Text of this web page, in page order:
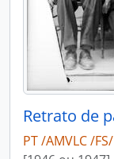
PT /AMVLC /